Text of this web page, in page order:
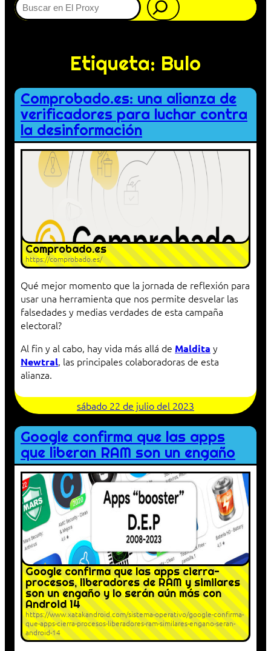
Etiqueta: Bulo
Comprobado.es: una alianza de
verificadores para luchar contra
la desinformación
Comprobado.es
https://comprobado.es/
Qué mejor momento que la jornada de reflexión para
usar una herramienta que nos permite desvelar las
falsedades y medias verdades de esta campaña
electoral?
Al fin y al cabo, hay vida más allá de Maldita y
Newtral, las principales colaboradoras de esta
alianza.
sábado 22 de julio del 2023
Google confirma que las apps
que liberan RAM son un engaño
Google confirma que las apps cierra-
procesos, liberadores de RAM y similares
son un engaño y lo serán aún más con
Android 14
https://www.xatakandroid.com/sistema-operativo/google-confirma-
que-apps-cierra-procesos-liberadores-ram-similares-engano-seran-
android-14